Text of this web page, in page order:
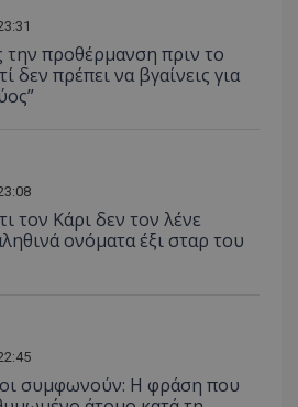
την προθέρμανση πριν το
δεν πρέπει να βγαίνεις για
τον Κάρι δεν τον λένε
ονόματα έξι σταρ του
συμφωνούν: Η φράση που